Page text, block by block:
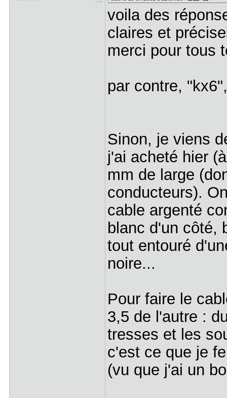
voila des
claires et
merci pour tous
par contre,
Sinon, je viens
j'ai acheté hier
mm de large
conducteurs).
cable argenté
blanc d'un côté,
tout entouré
noire...
Pour faire le
3,5 de l'autre :
tresses et les
c'est ce que je
(vu que j'ai un